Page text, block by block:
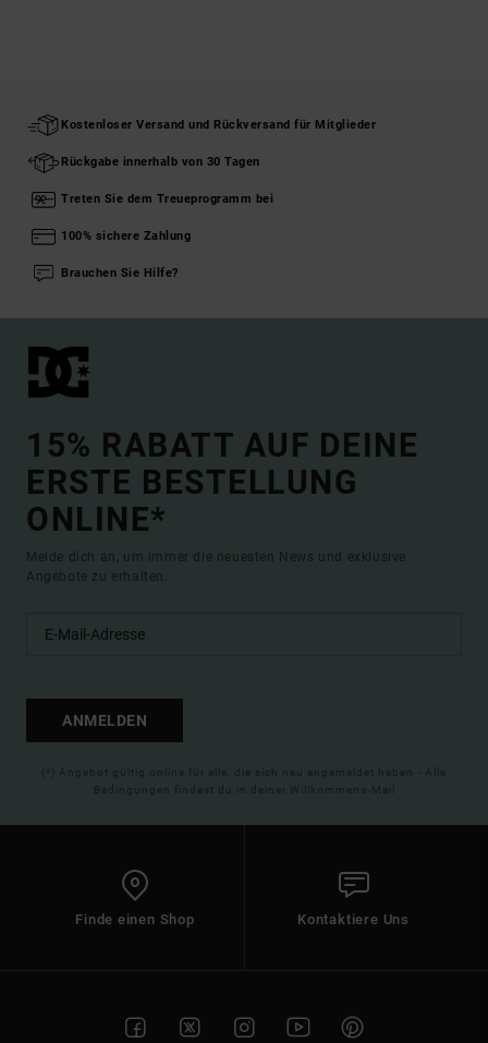
Kostenloser Versand und Rückversand für Mitglieder
Rückgabe innerhalb von 30 Tagen
Treten Sie dem Treueprogramm bei
100% sichere Zahlung
Brauchen Sie Hilfe?
15% RABATT AUF DEINE
ERSTE BESTELLUNG
ONLINE*
Melde dich an, um immer die neuesten News und exklusive
Angebote zu erhalten.
ANMELDEN
(*) Angebot gültig online für alle, die sich neu angemeldet haben - Alle
Bedingungen findest du in deiner Willkommens-Mail
Finde einen Shop Kontaktiere Uns